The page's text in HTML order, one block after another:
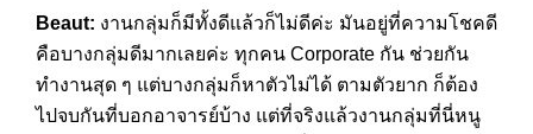
Beaut: งานกลุ่มก็มีทั้งดีแล้วก็ไม่ดีค่ะ มันอยู่ที่ความโชคดี
คือบางกลุ่มดีมากเลยค่ะ ทุกคน Corporate กัน ช่วยกัน
ทำงานสุด ๆ แต่บางกลุ่มก็หาตัวไม่ได้ ตามตัวยาก ก็ต้อง
ไปจบกันที่บอกอาจารย์บ้าง แต่ที่จริงแล้วงานกลุ่มที่นี่หนู